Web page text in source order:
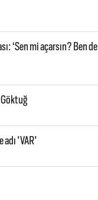
‘Sen mi açarsın? Ben de
'VAR'